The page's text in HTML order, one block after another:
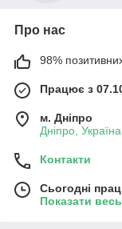
Про нас
98% позитивних
Працює з
м. Дніпро
Дніпро, Україна
Контакти
Сьогодні
Показати